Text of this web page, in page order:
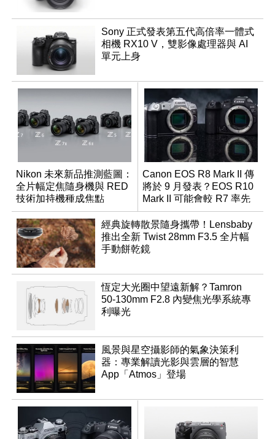
Sony 正式發表第五代高倍率一體式
相機 RX10 V，雙影像處理器與 AI
單元上身
Nikon 未來新品推測藍圖：
全片幅定焦隨身機與 RED
技術加持機種成焦點
Canon EOS R8 Mark II 傳
將於 9 月發表？EOS R10
Mark II 可能會較 R7 率先
推出
經典旋轉散景隨身攜帶！Lensbaby
推出全新 Twist 28mm F3.5 全片幅
手動餅乾鏡
恆定大光圈中望遠新解？Tamron
50-130mm F2.8 內變焦光學系統專
利曝光
風景與星空攝影師的氣象決策利
器：專業解讀光影與雲層的智慧
App「Atmos」登場